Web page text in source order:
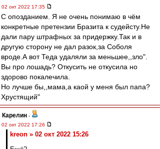
02 окт 2022 17:35
С опозданием. Я не очень понимаю в чём
конкретные претензии Бразита к судейсту.Не
дали пару штрафных за придержку.Так и в
другую сторoну не дал разок,за Соболя
вроде.А вот Теда удаляли за меньшее,,зло".
Вы про лошадь? Откусить не откусила но
здорово покалечила.
Но лучше бы,,мама,а каой у меня был папа?
Хрустящий"
Карелин -
02 окт 2022 17:26
kreon » 02 окт 2022 15:26